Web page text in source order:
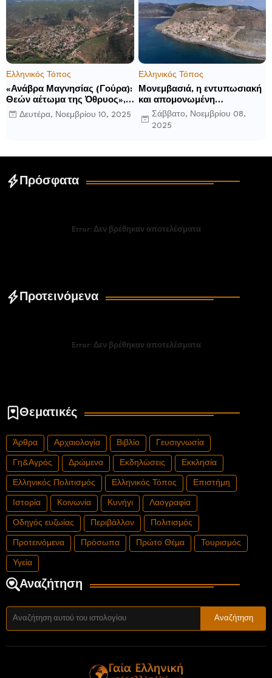
ανοίγματα για το 2026 και
μετά
Ελληνικός Τόπος
«Ανάβρα Μαγνησίας (Γούρα):
Θεών αέτωμα της Όθρυος»,
γράφει ο Δημήτρης Β.
Καρέλης
Δευτέρα, Νοεμβρίου 10, 2025
Ελληνικός Τόπος
Μονεμβασιά, η εντυπωσιακή
και απομονωμένη
οχυρωμένη πόλη που
ιδρύθηκε από τους
Σάββατο, Νοεμβρίου 08,
2025
Πρόσφατα
Error: Δεν βρέθηκαν αποτελέσματα
Προτεινόμενα
Error: Δεν βρέθηκαν αποτελέσματα
Θεματικές
Άρθρα Αρχαιολογία Βιβλίο Γευσιγνωσία
Γη&Αγρός Δρώμενα Εκδηλώσεις Εκκλησία
Ελληνικός Πολιτισμός Ελληνικός Τόπος Επιστήμη
Ιστορία Κοινωνία Κυνήγι Λαογραφία
Οδηγός ευζωίας Περιβάλλον Πολιτισμός
Προτεινόμενα Πρόσωπα Πρώτο Θέμα Τουρισμός
Υγεία
Αναζήτηση